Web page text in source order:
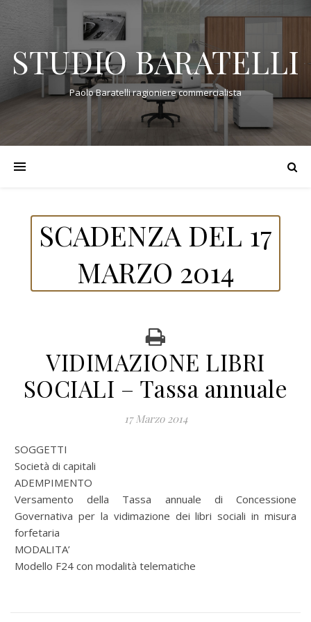
STUDIO BARATELLI
Paolo Baratelli ragioniere commercialista
SCADENZA DEL 17
MARZO 2014
VIDIMAZIONE LIBRI
SOCIALI – Tassa annuale
17 Marzo 2014
SOGGETTI
Società di capitali
ADEMPIMENTO
Versamento della Tassa annuale di Concessione
Governativa per la vidimazione dei libri sociali in misura
forfetaria
MODALITA’
Modello F24 con modalità telematiche